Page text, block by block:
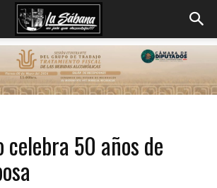
celebra 50 años de